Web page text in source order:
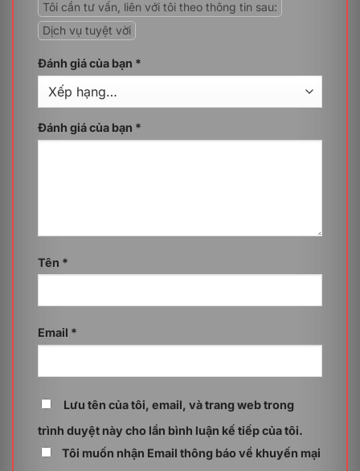
mát dữ liệu. Khi chuyển dữ liệu sang nhiều địa điểm lưu
trữ khác nhau, bạn sẽ có thêm phương án dự phòng để
khôi phục thông tin nhanh chóng nếu chẳng may tài
khoản gặp sự cố.
Tạo sự linh hoạt và tiện lợi
Chuyển dữ liệu Google Calendar cho phép bạn sử
dụng lịch của mình linh hoạt trên nhiều ứng dụng khác
nhau, không bị giới hạn bởi một nền tảng duy nhất.
lịch để sử dụng hoặc bạn cần chuyển sang một ứng
dụng khác để phù hợp hơn với nhu cầu công việc hàng
đóng vai trò giúp nâng cao hiệu quả làm việc của bạn.
Tại sao cần Chuyển dữ liệu Google
trong nhiều trường hợp, cụ thể như sau:
Sao lưu dữ liệu
Để phòng ngừa các trường hợp như xóa nhầm, lỗi kỹ
Tôi cần tư vấn, liên với tôi theo thông tin sau:
Dịch vụ tuyệt vời
Đánh giá của bạn *
Đánh giá của bạn *
Tên *
Email *
Lưu tên của tôi, email, và trang web trong
trình duyệt này cho lần bình luận kế tiếp của tôi.
Tôi muốn nhận Email thông báo về khuyến mại